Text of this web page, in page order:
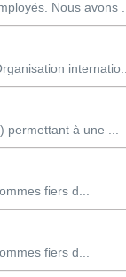
Nous avons ...
internatio...
à une ...
fiers d...
fiers d...